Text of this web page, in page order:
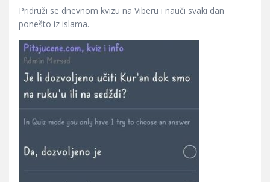
Pridruži se dnevnom kvizu na Viberu i nauči svaki dan
ponešto iz islama.